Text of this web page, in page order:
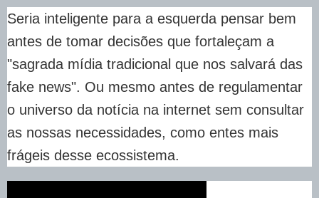
Seria inteligente para a esquerda pensar bem
antes de tomar decisões que fortaleçam a
"sagrada mídia tradicional que nos salvará das
fake news". Ou mesmo antes de regulamentar
o universo da notícia na internet sem consultar
as nossas necessidades, como entes mais
frágeis desse ecossistema.